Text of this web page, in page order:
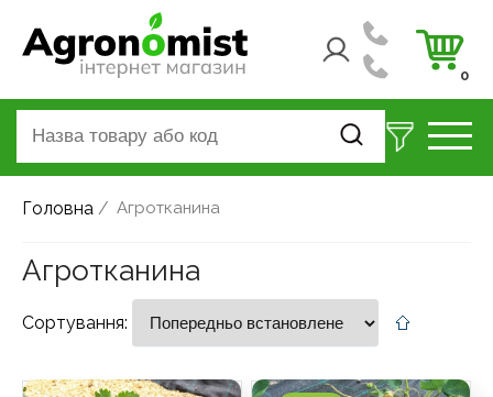
0
Головна / Агротканина
Агротканина
Сортування: